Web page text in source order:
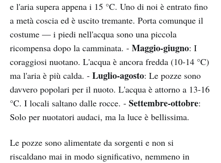
e l'aria supera appena i 15 °C. Uno di noi è entrato fino
a metà coscia ed è uscito tremante. Porta comunque il
costume — i piedi nell'acqua sono una piccola
ricompensa dopo la camminata. - Maggio-giugno: I
coraggiosi nuotano. L'acqua è ancora fredda (10-14 °C)
ma l'aria è più calda. - Luglio-agosto: Le pozze sono
davvero popolari per il nuoto. L'acqua è attorno a 13-16
°C. I locali saltano dalle rocce. - Settembre-ottobre:
Solo per nuotatori audaci, ma la luce è bellissima.
Le pozze sono alimentate da sorgenti e non si
riscaldano mai in modo significativo, nemmeno in